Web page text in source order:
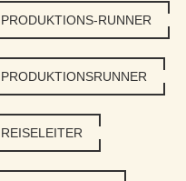
PRODUKTIONS-RUNNER
PRODUKTIONSRUNNER
REISELEITER